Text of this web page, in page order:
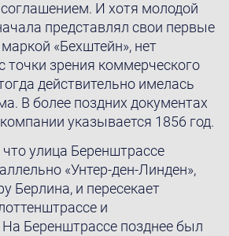
И хотя молодой
представлял свои первые
«Бехштейн», нет
точки зрения коммерческого
действительно имелась
В более поздних документах
указывается 1856 год.
улица Беренштрассе
«Унтер-ден-Линден»,
Берлина, и пересекает
и
Беренштрассе позднее был